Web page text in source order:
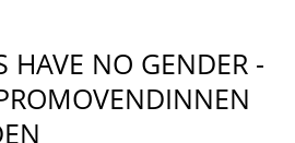
HAVE NO GENDER -